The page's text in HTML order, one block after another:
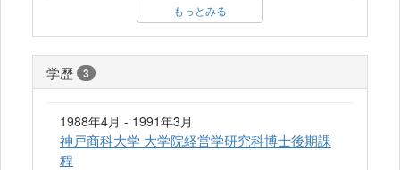
もっとみる
学歴 3
1988年4月 - 1991年3月
神戸商科大学 大学院経営学研究科博士後期課
程